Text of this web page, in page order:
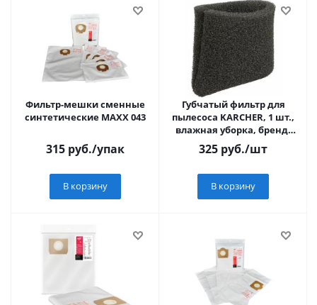
Фильтр-мешки сменные
синтетические МАХХ 043
315 руб./упак
В корзину
Губчатый фильтр для
пылесоса KARCHER, 1 шт.,
влажная уборка, бренд:
EUROCLEAN
325 руб./шт
В корзину